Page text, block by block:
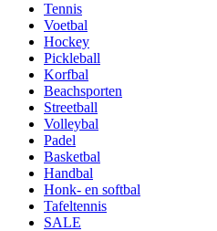
Tennis
Voetbal
Hockey
Pickleball
Korfbal
Beachsporten
Streetball
Volleybal
Padel
Basketbal
Handbal
Honk- en softbal
Tafeltennis
SALE